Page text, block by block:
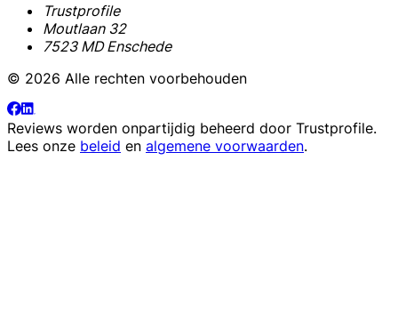
Trustprofile
Moutlaan 32
7523 MD Enschede
© 2026 Alle rechten voorbehouden
Reviews worden onpartijdig beheerd door Trustprofile.
Lees onze beleid en algemene voorwaarden.